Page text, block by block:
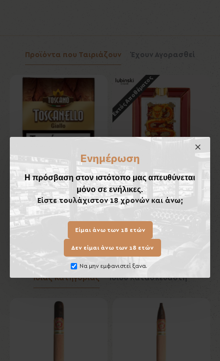
Ενημέρωση
Η πρόσβαση στον ιστότοπο μας απευθύνεται
μόνο σε ενήλικες.
Είστε τουλάχιστον 18 χρονών και άνω;
Είμαι άνω των 18 ετών
Δεν είμαι άνω των 18 ετών
Να μην εμφανιστεί ξανα.
Προϊόντα που Ταιριάζουν Έχουν Αγορασθεί
Toscanello Giallo
7,70€
Εκτός Αποθέματος
Κεραμικό Τασάκι Πούρων
Lubinski
Καλάθι
Ίδιας Κατηγορίας Ίδιου Κατασκευαστή